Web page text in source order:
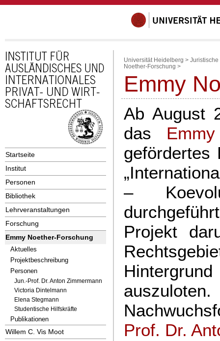
Startseite
Institut
Personen
Bibliothek
Lehrveranstaltungen
Forschung
Emmy Noether-Forschung
Aktuelles
Projektbeschreibung
Personen
Jun.-Prof. Dr. Anton Zimmermann
Victoria Dintelmann
Elena Stegmann
Studentische Hilfskräfte
Publikationen
Willem C. Vis Moot
Universität Heidelberg > Juristische
Noether-Forschung >
Emmy
Ab August
das
gefördertes
–
Projekt
Prof. Dr.